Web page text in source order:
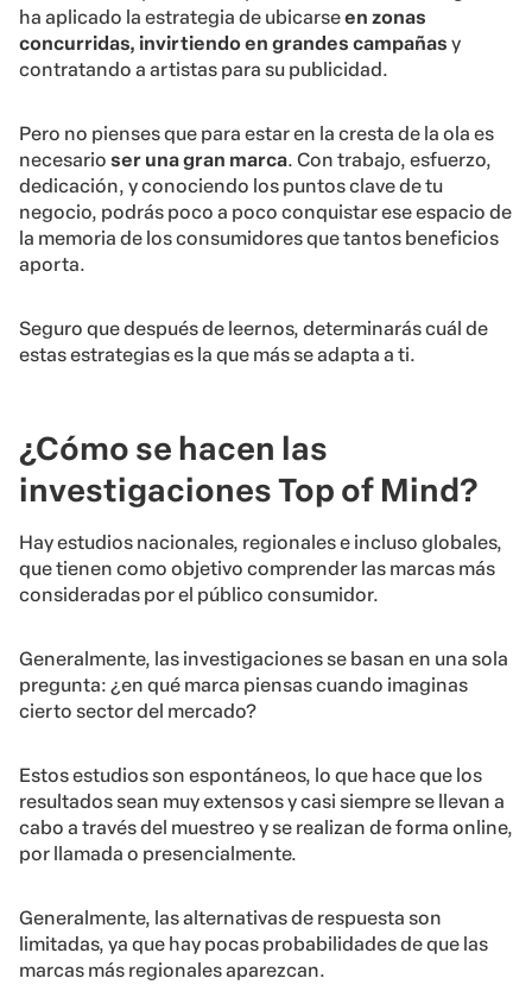
ha aplicado la estrategia de ubicarseen zonas
concurridas, invirtiendo en grandes campañas y
contratando a artistas para su publicidad.
Pero no pienses que para estar en la cresta de la ola es
necesario ser una gran marca. Con trabajo, esfuerzo,
dedicación, y conociendo los puntos clave de tu
negocio, podrás poco a poco conquistar ese espacio de
la memoria de los consumidores que tantos beneficios
aporta.
Seguro que después de leernos, determinarás cuál de
estas estrategias es la que más se adapta a ti.
¿Cómo se hacen las
investigaciones Top of Mind?
Hay estudios nacionales, regionales e incluso globales,
que tienen como objetivo comprender las marcas más
consideradas por el público consumidor.
Generalmente, las investigaciones se basan en una sola
pregunta: ¿en qué marca piensas cuando imaginas
cierto sector del mercado?
Estos estudios son espontáneos, lo que hace que los
resultados sean muy extensos y casi siempre se llevan a
cabo a través del muestreo y se realizan de forma online,
por llamada o presencialmente.
Generalmente, las alternativas de respuesta son
limitadas, ya que hay pocas probabilidades de que las
marcas más regionales aparezcan.